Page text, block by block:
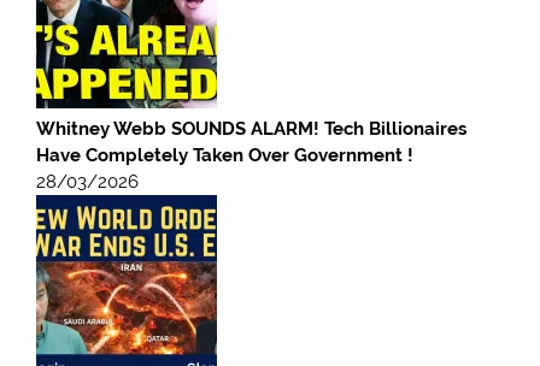
Whitney Webb SOUNDS ALARM! Tech Billionaires
Have Completely Taken Over Government !
28/03/2026